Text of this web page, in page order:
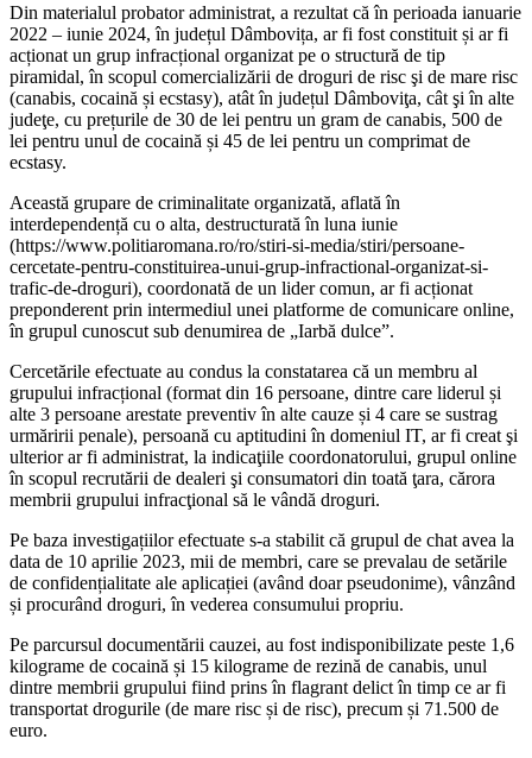
Din materialul probator administrat, a rezultat că în perioada ianuarie
2022 – iunie 2024, în județul Dâmbovița, ar fi fost constituit și ar fi
acționat un grup infracțional organizat pe o structură de tip
piramidal, în scopul comercializării de droguri de risc şi de mare risc
(canabis, cocaină și ecstasy), atât în județul Dâmboviţa, cât şi în alte
judeţe, cu prețurile de 30 de lei pentru un gram de canabis, 500 de
lei pentru unul de cocaină și 45 de lei pentru un comprimat de
ecstasy.
Această grupare de criminalitate organizată, aflată în
interdependență cu o alta, destructurată în luna iunie
(https://www.politiaromana.ro/ro/stiri-si-media/stiri/persoane-
cercetate-pentru-constituirea-unui-grup-infractional-organizat-si-
trafic-de-droguri), coordonată de un lider comun, ar fi acționat
preponderent prin intermediul unei platforme de comunicare online,
în grupul cunoscut sub denumirea de „Iarbă dulce”.
Cercetările efectuate au condus la constatarea că un membru al
grupului infracțional (format din 16 persoane, dintre care liderul și
alte 3 persoane arestate preventiv în alte cauze și 4 care se sustrag
urmăririi penale), persoană cu aptitudini în domeniul IT, ar fi creat şi
ulterior ar fi administrat, la indicaţiile coordonatorului, grupul online
în scopul recrutării de dealeri şi consumatori din toată ţara, cărora
membrii grupului infracţional să le vândă droguri.
Pe baza investigațiilor efectuate s-a stabilit că grupul de chat avea la
data de 10 aprilie 2023, mii de membri, care se prevalau de setările
de confidențialitate ale aplicației (având doar pseudonime), vânzând
și procurând droguri, în vederea consumului propriu.
Pe parcursul documentării cauzei, au fost indisponibilizate peste 1,6
kilograme de cocaină și 15 kilograme de rezină de canabis, unul
dintre membrii grupului fiind prins în flagrant delict în timp ce ar fi
transportat drogurile (de mare risc și de risc), precum și 71.500 de
euro.